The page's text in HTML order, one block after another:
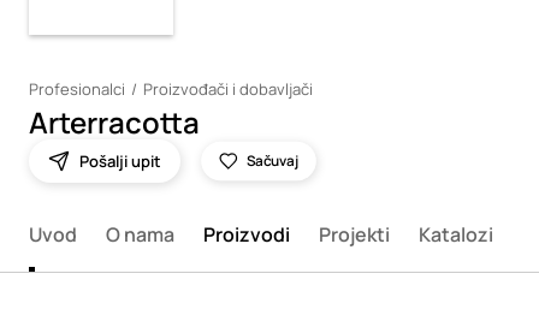
Profesionalci Proizvođači i dobavljači
Arterracotta
Pošalji upit Sačuvaj
Uvod O nama Proizvodi Projekti Katalozi